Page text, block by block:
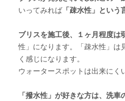
いってみれば 「疎水性」とい
ブリスを施工後、１ヶ月程度は
性」になります。「疎水性」は
く感じになります。
ウォータースポットは出来に
「撥水性」が好きな方は、洗